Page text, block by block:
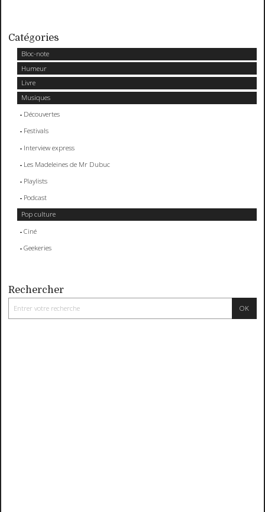
Catégories
Bloc-note
Humeur
Livre
Musiques
Découvertes
Festivals
Interview express
Les Madeleines de Mr Dubuc
Playlists
Podcast
Pop culture
Ciné
Geekeries
Rechercher